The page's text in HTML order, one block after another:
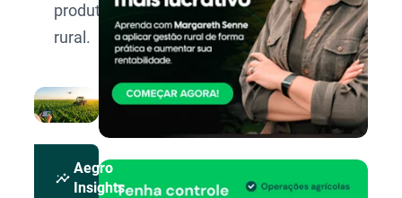
produtor
rural.
insights
Aegro
Insights